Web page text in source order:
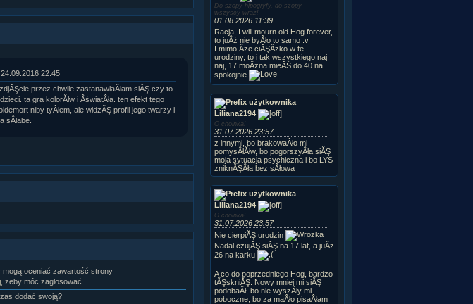
22:45
przez chwile zastanawiaÂłam siĂŞ czy to
ta gra kolorĂłw i ÂświatÂła. ten efekt tego
niby tyÂłem, ale widzĂŞ profil jego twarzy i
sÂłabe.
oceniać zawartość strony
, żeby móc zagłosować.
dodać swoją?
Do szopy hipogryfy, do szopy
wszyscy wraz!
01.08.2026 11:39
Racja, I will mourn old Hog forever,
to juÂż nie byÂło to samo :v
I mimo Âże ciĂŞÂżko w te
urodziny, to i tak wszystkiego naj
naj, 17 moÂżna mieĂŚ do 40 na
spokojnie
Liliana2194
O choinka!
31.07.2026 23:57
z innymi, bo brakowaÂło mi
pomysÂłĂłw, bo pogorszyÂła siĂŞ
moja sytuacja psychiczna i bo LYS
zniknĂŞÂła bez sÂłowa
Liliana2194
O choinka!
31.07.2026 23:57
Nie cierpiĂŞ urodzin
Nadal czujĂŞ siĂŞ na 17 lat, a juÂż
26 na karku
A co do poprzedniego Hog, bardzo
tĂŞskniĂŞ. Nowy mniej mi siĂŞ
podobaÂł, bo nie wyszÂły mi
poboczne, bo za maÂło pisaÂłam